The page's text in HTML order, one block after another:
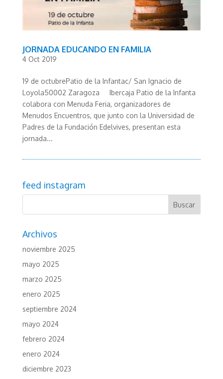
JORNADA EDUCANDO EN FAMILIA
4 Oct 2019
19 de octubrePatio de la Infantac/ San Ignacio de
Loyola50002 Zaragoza Ibercaja Patio de la Infanta
colabora con Menuda Feria, organizadores de
Menudos Encuentros, que junto con la Universidad de
Padres de la Fundación Edelvives, presentan esta
jornada...
feed instagram
Archivos
noviembre 2025
mayo 2025
marzo 2025
enero 2025
septiembre 2024
mayo 2024
febrero 2024
enero 2024
diciembre 2023